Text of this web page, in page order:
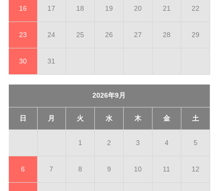
16 17 18 19 20 21 22
23 24 25 26 27 28 29
30 31
2026年9月
日 月 火 水 木 金 土
1 2 3 4 5
6 7 8 9 10 11 12